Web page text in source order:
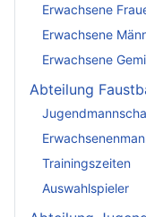
Erwachsene
Erwachsene
Erwachsene
Abteilung
Trainingszeiten
Auswahlspieler